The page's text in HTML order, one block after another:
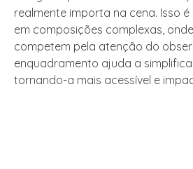
realmente importa na cena. Isso
em composições complexas,
competem pela atenção do
enquadramento ajuda a
tornando-a mais acessível e